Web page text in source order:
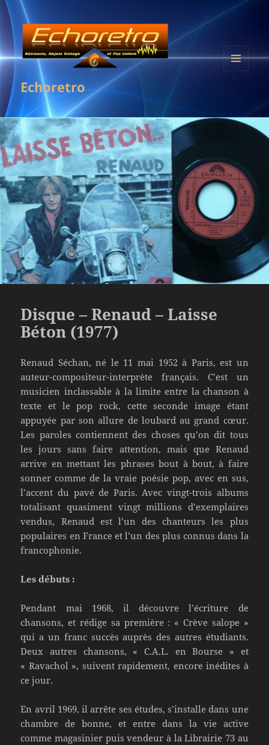
Echoretro
Disque – Renaud – Laisse
Béton (1977)
Renaud Séchan, né le 11 mai 1952 à Paris, est un
auteur-compositeur-interprète français. C’est un
musicien inclassable à la limite entre la chanson à
texte et le pop rock, cette seconde image étant
appuyée par son allure de loubard au grand cœur.
Les paroles contiennent des choses qu’on dit tous
les jours sans faire attention, mais que Renaud
arrive en mettant les phrases bout à bout, à faire
sonner comme de la vraie poésie pop, avec en sus,
l’accent du pavé de Paris. Avec vingt-trois albums
totalisant quasiment vingt millions d’exemplaires
vendus, Renaud est l’un des chanteurs les plus
populaires en France et l’un des plus connus dans la
francophonie.
Les débuts :
Pendant mai 1968, il découvre l’écriture de
chansons, et rédige sa première : « Crève salope »
qui a un franc succès auprès des autres étudiants.
Deux autres chansons, « C.A.L. en Bourse » et
« Ravachol », suivent rapidement, encore inédites à
ce jour.
En avril 1969, il arrête ses études, s’installe dans une
chambre de bonne, et entre dans la vie active
comme magasinier puis vendeur à la Librairie 73 au